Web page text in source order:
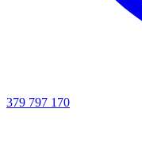
379 797 170